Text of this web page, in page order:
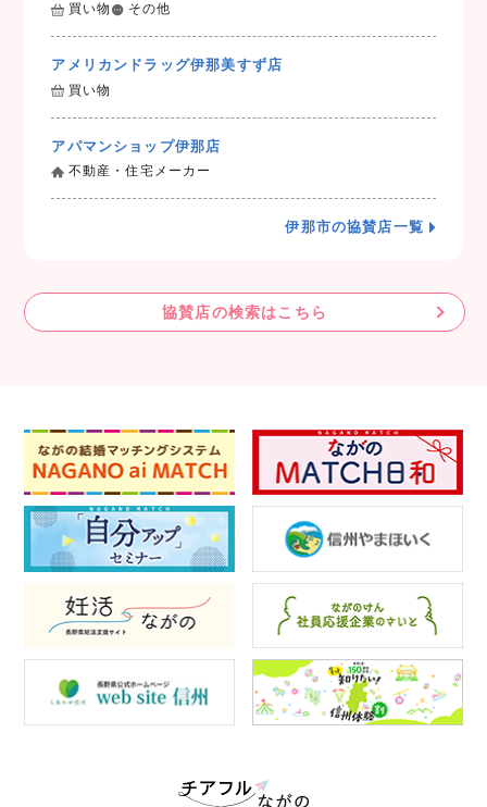
買い物 その他
アメリカンドラッグ伊那美すず店
買い物
アパマンショップ伊那店
不動産・住宅メーカー
伊那市の協賛店一覧
協賛店の検索はこちら